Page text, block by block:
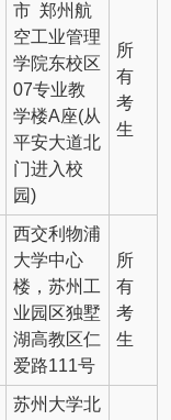
市 郑州航
空工业管理
学院东校区
07专业教
学楼A座(从
平安大道北
门进入校
园)
所
有
考
生
西交利物浦
大学中心
楼，苏州工
业园区独墅
湖高教区仁
爱路111号
所
有
考
生
苏州大学北